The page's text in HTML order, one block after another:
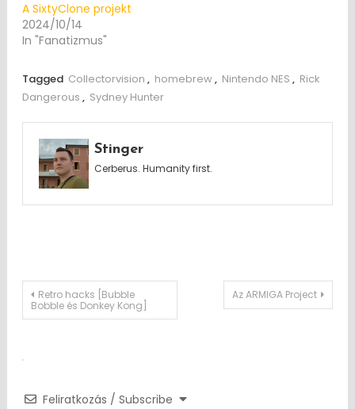
A SixtyClone projekt
2024/10/14
In "Fanatizmus"
Tagged Collectorvision , homebrew, Nintendo NES , Rick
Dangerous , Sydney Hunter
Stinger
Cerberus. Humanity first.
Post
Retro hacks [Bubble
Bobble és Donkey Kong]
Az ARMIGA Project
Feliratkozás / Subscribe